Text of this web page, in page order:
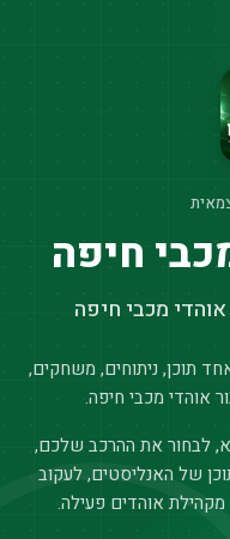
חיפה
מכבי חיפה
תוכן, ניתוחים, משחקים,
אוהדי מכבי חיפה.
לבחור את ההרכב שלכם,
של האנליסטים, לעקוב
אוהדים פעילה.